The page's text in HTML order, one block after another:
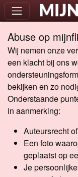
Abuse op
Wij nemen onze
een klacht bij ons
bekijken en zo
Onderstaande
in aanmerking:
Auteursrecht
Een foto
geplaatst op
Je